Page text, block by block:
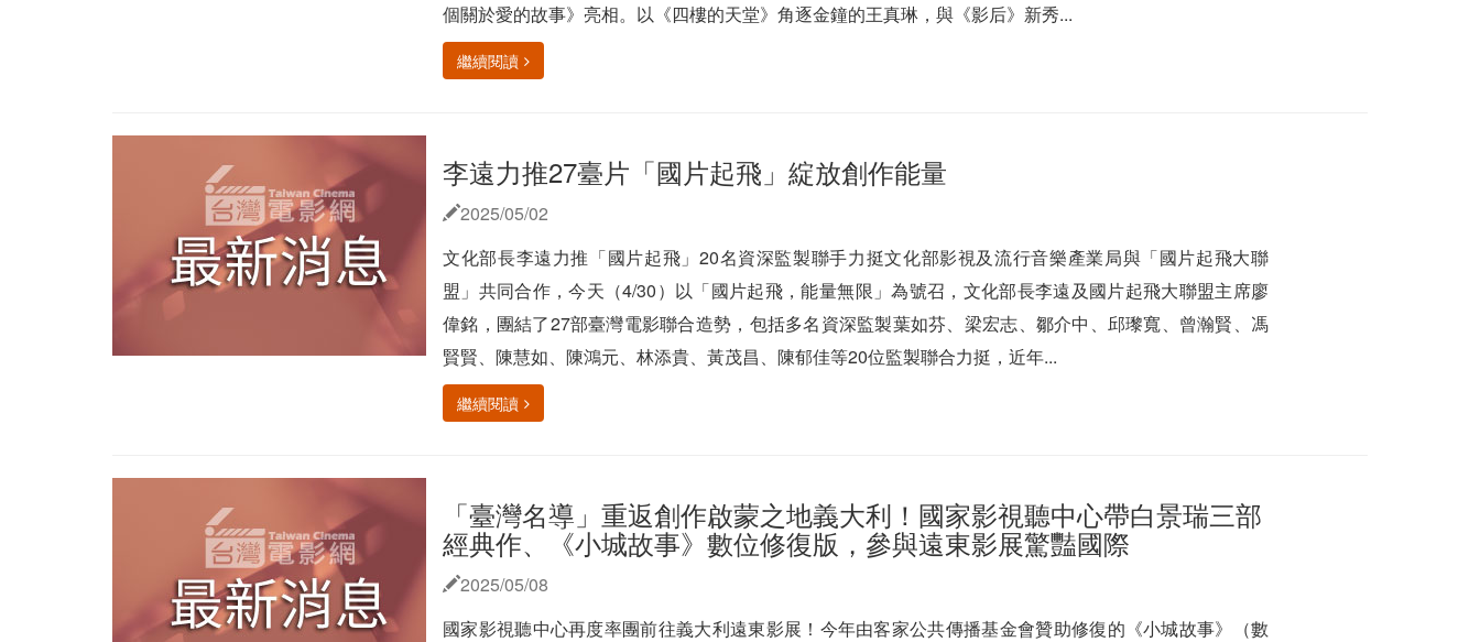
個關於愛的故事》亮相。以《四樓的天堂》角逐金鐘的王真琳，與《影后》新秀...
繼續閱讀
李遠力推27臺片「國片起飛」綻放創作能量
2025/05/02
文化部長李遠力推「國片起飛」20名資深監製聯手力挺文化部影視及流行音樂產業局與「國片起飛大聯
盟」共同合作，今天（4/30）以「國片起飛，能量無限」為號召，文化部長李遠及國片起飛大聯盟主席廖
偉銘，團結了27部臺灣電影聯合造勢，包括多名資深監製葉如芬、梁宏志、鄒介中、邱瓈寬、曾瀚賢、馮
賢賢、陳慧如、陳鴻元、林添貴、黃茂昌、陳郁佳等20位監製聯合力挺，近年...
繼續閱讀
「臺灣名導」重返創作啟蒙之地義大利！國家影視聽中心帶白景瑞三部
經典作、《小城故事》數位修復版，參與遠東影展驚豔國際
2025/05/08
國家影視聽中心再度率團前往義大利遠東影展！今年由客家公共傳播基金會贊助修復的《小城故事》（數